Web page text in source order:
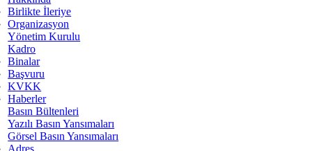
Birlikte İleriye
Organizasyon
Yönetim Kurulu
Kadro
Binalar
Başvuru
KVKK
Haberler
Basın Bültenleri
Yazılı Basın Yansımaları
Görsel Basın Yansımaları
Adres